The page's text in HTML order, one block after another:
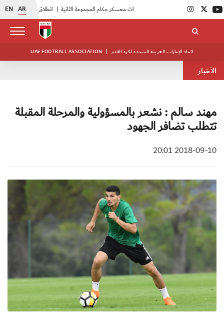
EN AR انطلاق منافسات بطولة النخبة لحرس الرئاسة |
UAE FOOTBALL ASSOCIATION | اتحاد الإمارات العربية المتحدة لكرة القدم
الأخبار
مهند سالم : نشعر بالمسؤولية والمرحلة المقبلة
تتطلب تضافر الجهود
2018-09-10 20:01